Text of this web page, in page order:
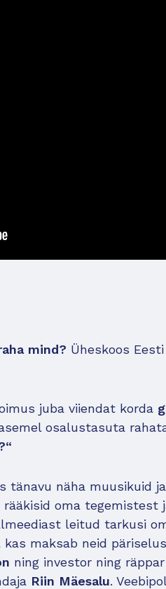
mind? Üheskoos
juba viiendat korda
osalustasuta
tänavu näha muusikuid
rääkisid oma tegemistest
leitud tarkusi
kas maksab neid
ning investor ning räppar
Riin Mäesalu.